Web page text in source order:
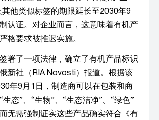
其他类似标签的期限延长至2030年9
认证。对企业而言，这意味着有机产
格要求被推迟实施。
署了一项法律，确立了有机产品标识
新社（RIA Novosti）报道。根据该
年9月1日，制造商可以在包装和商
态”、“生物”、“生态洁净”、“绿色”
无需强制证实这些产品确实符合《有